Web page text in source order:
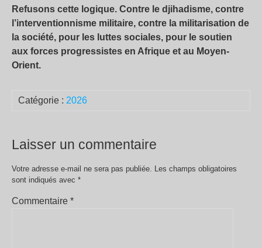
Refusons cette logique. Contre le djihadisme, contre
l’interventionnisme militaire, contre la militarisation de
la société, pour les luttes sociales, pour le soutien
aux forces progressistes en Afrique et au Moyen-
Orient.
Catégorie : 2026
Laisser un commentaire
Votre adresse e-mail ne sera pas publiée. Les champs obligatoires
sont indiqués avec *
Commentaire *